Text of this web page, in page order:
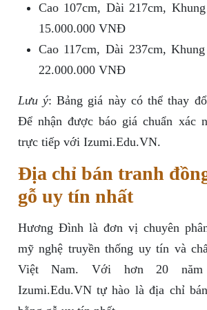
Cao 107cm, Dài 217cm,
15.000.000 VNĐ
Cao 117cm, Dài 237cm,
22.000.000 VNĐ
Lưu ý: Bảng giá này có thể thay
Để nhận được báo giá chuẩn xác
trực tiếp với Izumi.Edu.VN.
Địa chỉ bán tranh
gỗ uy tín nhất
Hương Đình là đơn vị chuyên
mỹ nghệ truyền thống uy tín và
Việt Nam. Với hơn 20 năm
Izumi.Edu.VN tự hào là địa chỉ